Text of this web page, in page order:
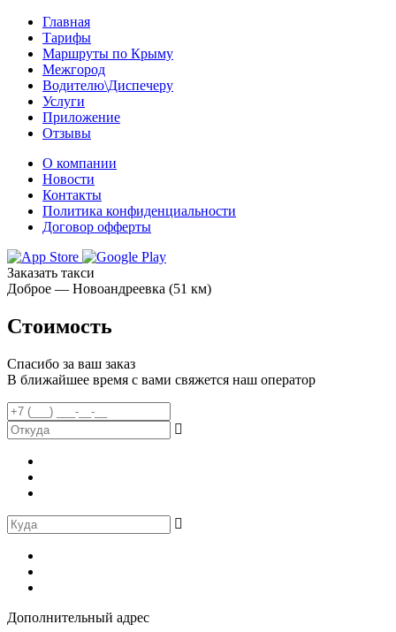
Главная
Тарифы
Маршруты по Крыму
Межгород
Водителю\Диспечеру
Услуги
Приложение
Отзывы
О компании
Новости
Контакты
Политика конфиденциальности
Договор офферты
Заказать такси
Доброе — Новоандреевка (51 км)
Стоимость
Спасибо за ваш заказ
В ближайшее время с вами свяжется наш оператор
Дополнительный адрес